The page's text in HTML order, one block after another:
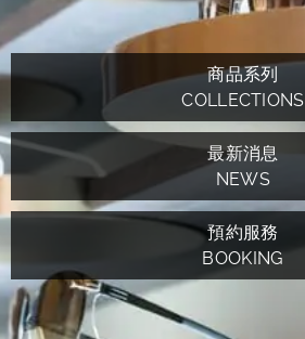
商品系列
COLLECTIONS
最新消息
NEWS
預約服務
BOOKING